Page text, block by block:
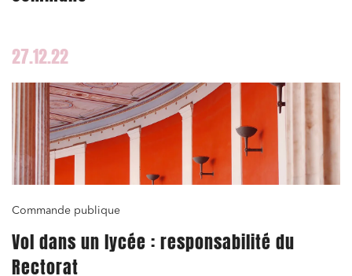
27.12.22
Commande publique
Vol dans un lycée : responsabilité du
Rectorat